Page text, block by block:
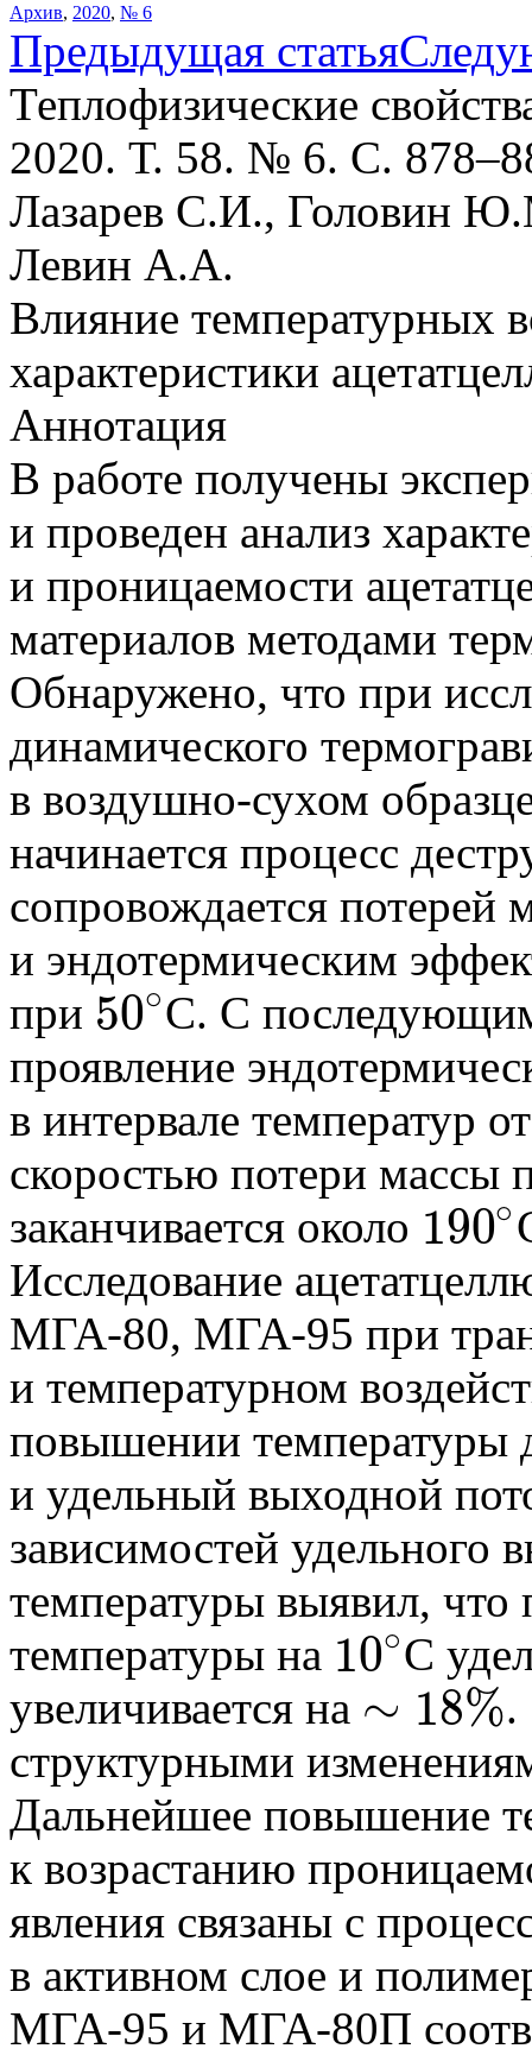
Архив, 2020, № 6
Предыдущая статья
Теплофизические
2020. Т. 58. № 6. С.
Лазарев С.И., Головин
Левин А.А.
Влияние температурных
характеристики
Аннотация
В работе получены
и проведен анализ
и проницаемости
материалов методами
Обнаружено, что при
динамического
в воздушно-сухом
начинается процесс
сопровождается потерей
и эндотермическим
при 50∘
50∘
С. С
проявление
в интервале температур
скоростью потери массы
заканчивается около 190∘
190 ∘
Исследование
МГА-80, МГА-95 при
и температурном
повышении температуры
и удельный выходной
зависимостей удельного
температуры выявил, что
температуры на 10∘
10∘
С
увеличивается на ∼ 18%
∼ 18
.
структурными
Дальнейшее повышение
к возрастанию
явления связаны с
в активном слое и
МГА-95 и МГА-80П